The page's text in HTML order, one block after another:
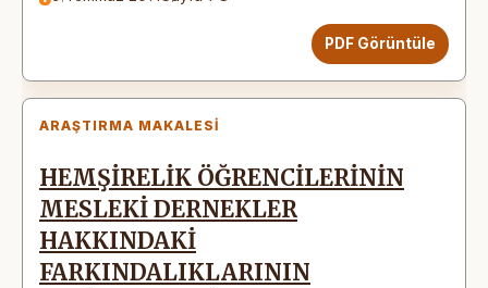
PDF Görüntüle
ARAŞTIRMA MAKALESI
HEMŞİRELİK ÖĞRENCİLERİNİN
MESLEKİ DERNEKLER
HAKKINDAKİ
FARKINDALIKLARININ